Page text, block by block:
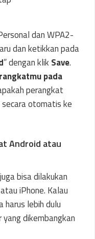
dan WPA2-
dan ketikkan pada
” dengan klik Save.
pada
perangkat
otomatis ke
Android atau
bisa dilakukan
iPhone. Kalau
harus lebih dulu
dikembangkan